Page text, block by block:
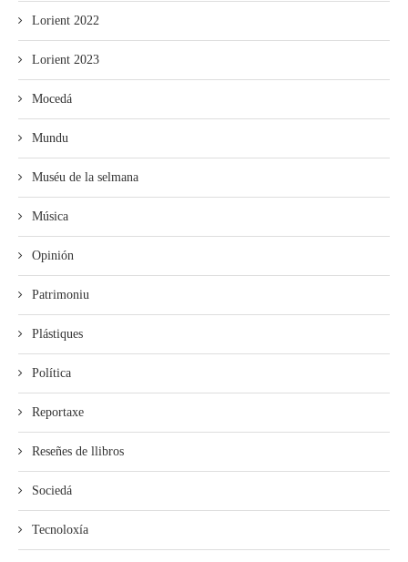
Lorient 2022
Lorient 2023
Mocedá
Mundu
Muséu de la selmana
Música
Opinión
Patrimoniu
Plástiques
Política
Reportaxe
Reseñes de llibros
Sociedá
Tecnoloxía